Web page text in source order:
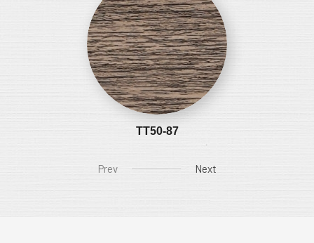
TT50-87
Prev Next